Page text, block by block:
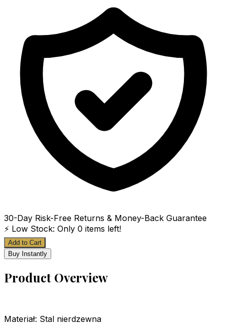
30-Day Risk-Free Returns & Money-Back Guarantee
⚡ Low Stock: Only 0 items left!
Add to Cart
Buy Instantly
Product Overview
Materiał: Stal nierdzewna